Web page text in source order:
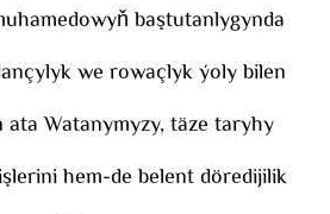
baştutanlygynda
we rowaçlyk ýoly bilen
Watanymyzy, täze taryhy
hem-de belent döredijilik